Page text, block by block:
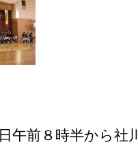
午前８時半から社